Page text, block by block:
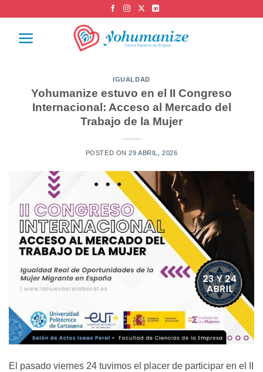
IGUALDAD
Yohumanize estuvo en el II Congreso
Internacional: Acceso al Mercado del
Trabajo de la Mujer
POSTED ON29 ABRIL, 2026
El pasado viernes 24 tuvimos el placer de participar en el II